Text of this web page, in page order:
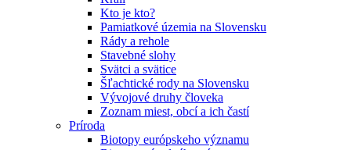
Kto je kto?
Pamiatkové územia na Slovensku
Rády a rehole
Stavebné slohy
Svätci a svätice
Šľachtické rody na Slovensku
Vývojové druhy človeka
Zoznam miest, obcí a ich častí
Príroda
Biotopy európskeho významu